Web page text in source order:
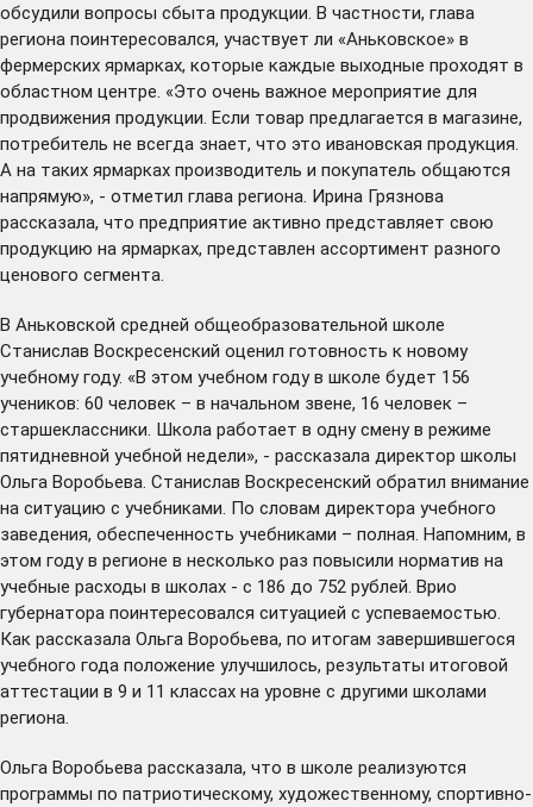
обсудили вопросы сбыта продукции. В частности, глава
региона поинтересовался, участвует ли «Аньковское» в
фермерских ярмарках, которые каждые выходные проходят в
областном центре. «Это очень важное мероприятие для
продвижения продукции. Если товар предлагается в магазине,
потребитель не всегда знает, что это ивановская продукция.
А на таких ярмарках производитель и покупатель общаются
напрямую», - отметил глава региона. Ирина Грязнова
рассказала, что предприятие активно представляет свою
продукцию на ярмарках, представлен ассортимент разного
ценового сегмента.
В Аньковской средней общеобразовательной школе
Станислав Воскресенский оценил готовность к новому
учебному году. «В этом учебном году в школе будет 156
учеников: 60 человек – в начальном звене, 16 человек –
старшеклассники. Школа работает в одну смену в режиме
пятидневной учебной недели», - рассказала директор школы
Ольга Воробьева. Станислав Воскресенский обратил внимание
на ситуацию с учебниками. По словам директора учебного
заведения, обеспеченность учебниками – полная. Напомним, в
этом году в регионе в несколько раз повысили норматив на
учебные расходы в школах - с 186 до 752 рублей. Врио
губернатора поинтересовался ситуацией с успеваемостью.
Как рассказала Ольга Воробьева, по итогам завершившегося
учебного года положение улучшилось, результаты итоговой
аттестации в 9 и 11 классах на уровне с другими школами
региона.
Ольга Воробьева рассказала, что в школе реализуются
программы по патриотическому, художественному, спортивно-